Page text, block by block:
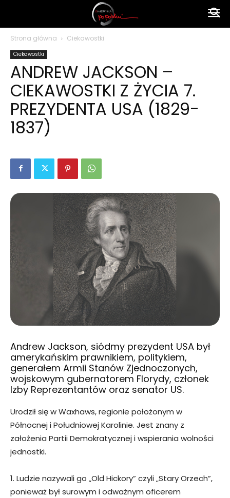
polsku
Strona główna Ciekawostki
Ciekawostki
ANDREW JACKSON –
CIEKAWOSTKI Z ŻYCIA 7.
PREZYDENTA USA (1829-
1837)
Andrew Jackson, siódmy prezydent USA był
amerykańskim prawnikiem, politykiem,
generałem Armii Stanów Zjednoczonych,
wojskowym gubernatorem Florydy, członek
Izby Reprezentantów oraz senator US.
Urodził się w Waxhaws, regionie położonym w
Północnej i Południowej Karolinie. Jest znany z
założenia Partii Demokratycznej i wspierania wolności
jednostki.
1. Ludzie nazywali go „Old Hickory” czyli „Stary Orzech”,
ponieważ był surowym i odważnym oficerem